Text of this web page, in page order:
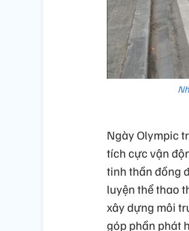
Ngày Olympic
tích cực vận
tinh thần đồng
luyện thể thao
xây dựng môi
góp phần phát